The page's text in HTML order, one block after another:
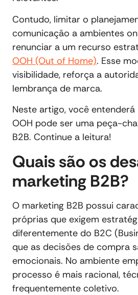
Contudo, limitar o
comunicação a ambientes
renunciar a um recurso
OOH (Out of Home). Esse
visibilidade, reforça a
lembrança de marca.
Neste artigo, você
OOH pode ser uma peça-
B2B. Continue a leitura!
Quais são os
marketing B2B?
O marketing B2B possui
próprias que exigem
diferentemente do B2C
que as decisões de compra
emocionais. No ambiente
processo é mais racional,
frequentemente coletivo.